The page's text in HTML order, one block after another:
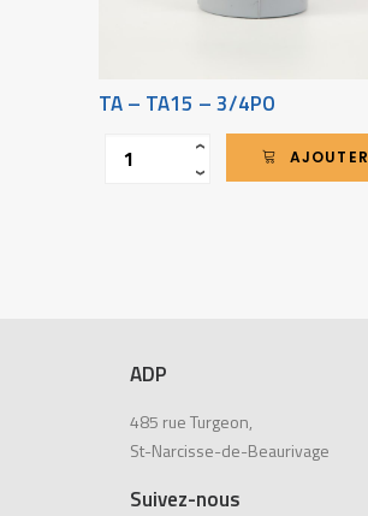
TA – TA15 – 3/4PO
‹
›
AJOUTER
ADP
485 rue Turgeon,
St-Narcisse-de-Beaurivage
Suivez-nous